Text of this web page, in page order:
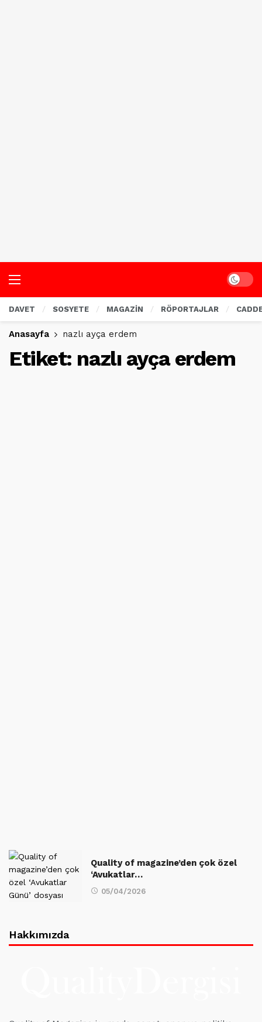
Dark
DAVET SOSYETE MAGAZİN RÖPORTAJLAR
Anasayfa nazlı ayça erdem
Etiket: nazlı ayça erdem
Quality of magazine’den çok özel
‘Avukatlar…
05/04/2026
Hakkımızda